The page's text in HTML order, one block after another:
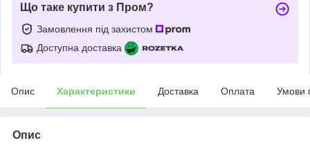
Що таке купити з Пром?
Замовлення під захистом
Доступна доставка
Опис Характеристики Доставка Оплата Умови
Опис